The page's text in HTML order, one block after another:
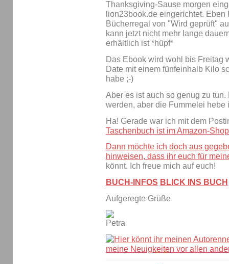
Thanksgiving-Sause morgen
lion23book.de eingerichtet.
Bücherregal von "Wird geprüft"
kann jetzt nicht mehr lange
erhältlich ist *hüpf*
Das Ebook wird wohl bis Freitag
Date mit einem fünfeinhalb Kilo
habe ;-)
Aber es ist auch so genug zu
werden, aber die Fummelei
Ha! Gerade war ich mit dem
Taschenbuch ist im Amazon-
Dann möchte ich doch aus
hinweisen, dass ihr euch für
könnt. Ich freue mich auf euch!
BUCH-INFOS BLICK INS BUCH
Aufgeregte Grüße